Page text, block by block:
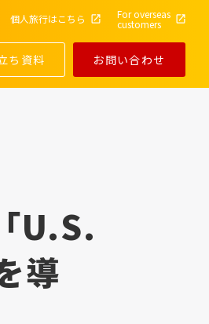
個人旅行はこちら For overseas
customers
ち資料 お問い合わせ
U.S.
導